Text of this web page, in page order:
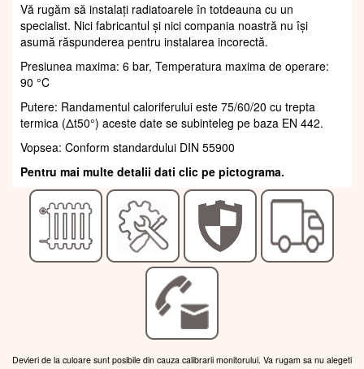
Vă rugăm să instalați radiatoarele în totdeauna cu un
specialist. Nici fabricantul și nici compania noastră nu își
asumă răspunderea pentru instalarea incorectă.
Presiunea maxima: 6 bar, Temperatura maxima de operare:
90 °C
Putere: Randamentul caloriferului este 75/60/20 cu trepta
termica (Δt50°) aceste date se subinteleg pe baza EN 442.
Vopsea: Conform standardului DIN 55900
Pentru mai multe detalii dati clic pe pictograma.
Devieri de la culoare sunt posibile din cauza calibrarii monitorului. Va rugam sa nu alegeti